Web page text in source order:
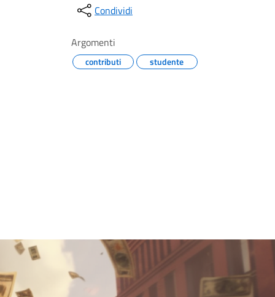
Condividi
Argomenti
contributi studente